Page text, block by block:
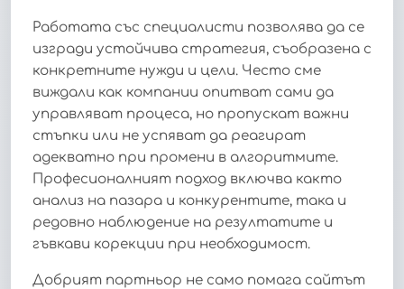
Работата със специалисти позволява да се
изгради устойчива стратегия, съобразена с
конкретните нужди и цели. Често сме
виждали как компании опитват сами да
управляват процеса, но пропускат важни
стъпки или не успяват да реагират
адекватно при промени в алгоритмите.
Професионалният подход включва както
анализ на пазара и конкурентите, така и
редовно наблюдение на резултатите и
гъвкави корекции при необходимост.
Добрият партньор не само помага сайтът